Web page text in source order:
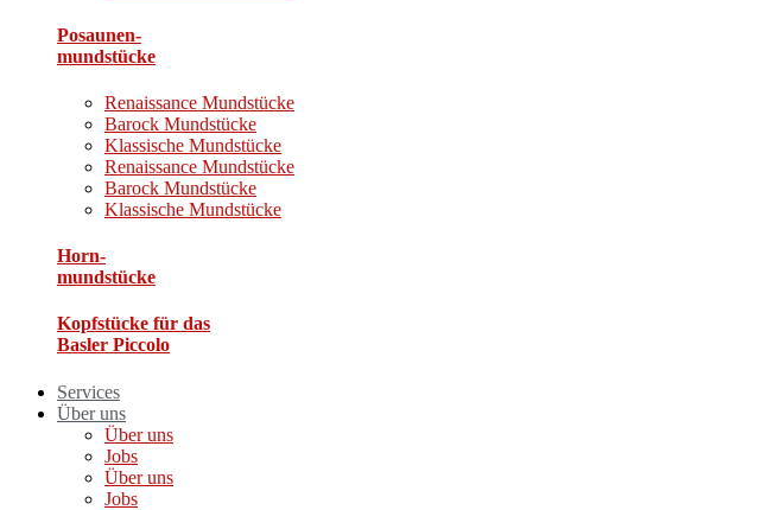
Posaunen-
mundstücke
Renaissance Mundstücke
Barock Mundstücke
Klassische Mundstücke
Renaissance Mundstücke
Barock Mundstücke
Klassische Mundstücke
Horn-
mundstücke
Kopfstücke für das
Basler Piccolo​
Services
Über uns
Über uns
Jobs
Über uns
Jobs